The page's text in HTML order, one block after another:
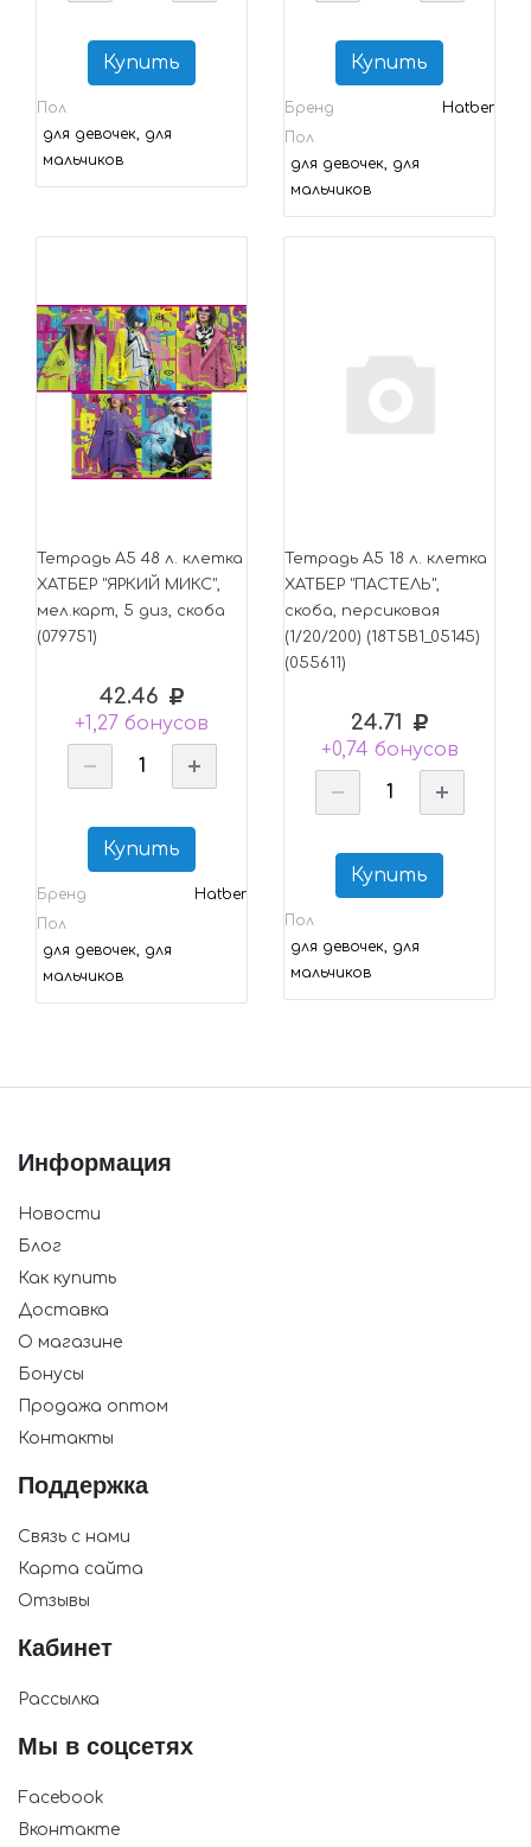
Купить
Пол
для девочек, для
мальчиков
Купить
Бренд
Hatber
Пол
для девочек, для
мальчиков
Тетрадь А5 48 л. клетка
ХАТБЕР "ЯРКИЙ МИКС",
мел.карт, 5 диз, скоба
(079751)
42.46
+1,27 бонусов
Купить
Бренд
Hatber
Пол
для девочек, для
мальчиков
Тетрадь А5 18 л. клетка
ХАТБЕР "ПАСТЕЛЬ",
скоба, персиковая
(1/20/200) (18Т5В1_05145)
(055611)
24.71
+0,74 бонусов
Купить
Пол
для девочек, для
мальчиков
Информация
Новости
Блог
Как купить
Доставка
О магазине
Бонусы
Продажа оптом
Контакты
Поддержка
Связь с нами
Карта сайта
Отзывы
Кабинет
Рассылка
Мы в соцсетях
Facebook
Вконтакте